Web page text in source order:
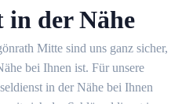
in der Nähe
Mitte sind uns ganz sicher,
bei Ihnen ist. Für unsere
in der Nähe bei Ihnen